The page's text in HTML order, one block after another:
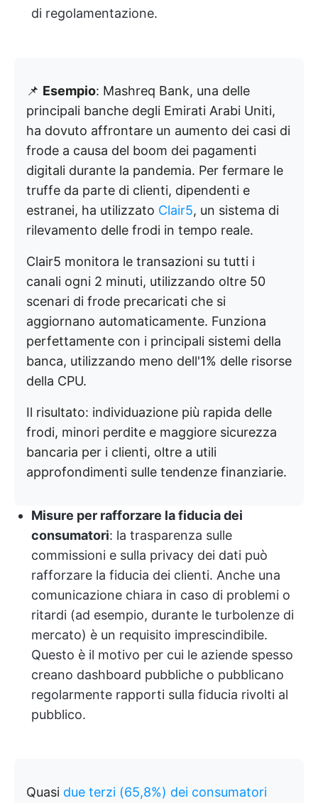
di regolamentazione.
📌 Esempio: Mashreq Bank, una delle
principali banche degli Emirati Arabi Uniti,
ha dovuto affrontare un aumento dei casi di
frode a causa del boom dei pagamenti
digitali durante la pandemia. Per fermare le
truffe da parte di clienti, dipendenti e
estranei, ha utilizzato Clair5, un sistema di
rilevamento delle frodi in tempo reale.
Clair5 monitora le transazioni su tutti i
canali ogni 2 minuti, utilizzando oltre 50
scenari di frode precaricati che si
aggiornano automaticamente. Funziona
perfettamente con i principali sistemi della
banca, utilizzando meno dell'1% delle risorse
della CPU.
Il risultato: individuazione più rapida delle
frodi, minori perdite e maggiore sicurezza
bancaria per i clienti, oltre a utili
approfondimenti sulle tendenze finanziarie.
Misure per rafforzare la fiducia dei
consumatori: la trasparenza sulle
commissioni e sulla privacy dei dati può
rafforzare la fiducia dei clienti. Anche una
comunicazione chiara in caso di problemi o
ritardi (ad esempio, durante le turbolenze di
mercato) è un requisito imprescindibile.
Questo è il motivo per cui le aziende spesso
creano dashboard pubbliche o pubblicano
regolarmente rapporti sulla fiducia rivolti al
pubblico.
Quasi due terzi (65,8%) dei consumatori